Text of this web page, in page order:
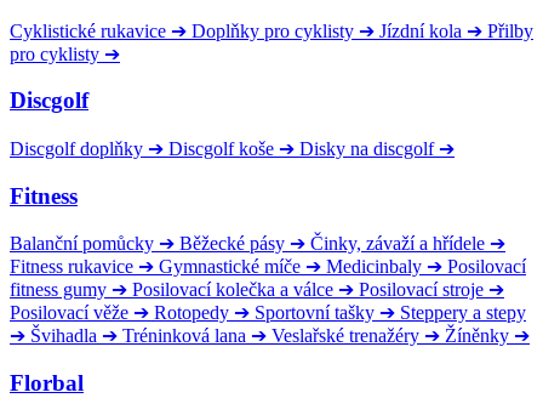
Cyklistické rukavice ➔ Doplňky pro cyklisty ➔ Jízdní kola ➔ Přilby
pro cyklisty ➔
Discgolf
Discgolf doplňky ➔ Discgolf koše ➔ Disky na discgolf ➔
Fitness
Balanční pomůcky ➔ Běžecké pásy ➔ Činky, závaží a hřídele ➔
Fitness rukavice ➔ Gymnastické míče ➔ Medicinbaly ➔ Posilovací
fitness gumy ➔ Posilovací kolečka a válce ➔ Posilovací stroje ➔
Posilovací věže ➔ Rotopedy ➔ Sportovní tašky ➔ Steppery a stepy
➔ Švihadla ➔ Tréninková lana ➔ Veslařské trenažéry ➔ Žíněnky ➔
Florbal